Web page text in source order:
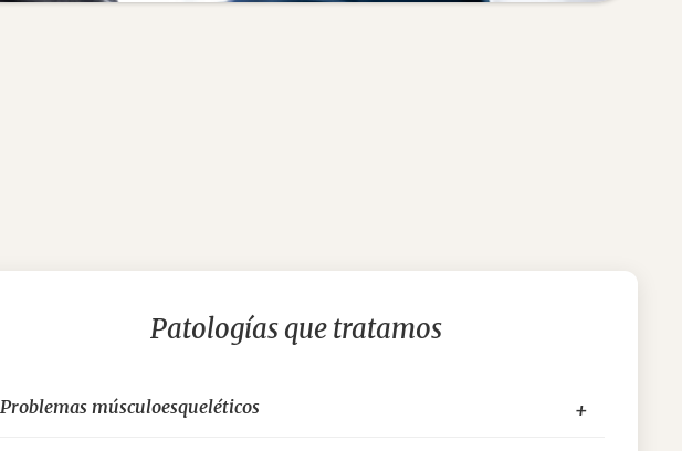
Patologías que tratamos
Problemas músculoesqueléticos